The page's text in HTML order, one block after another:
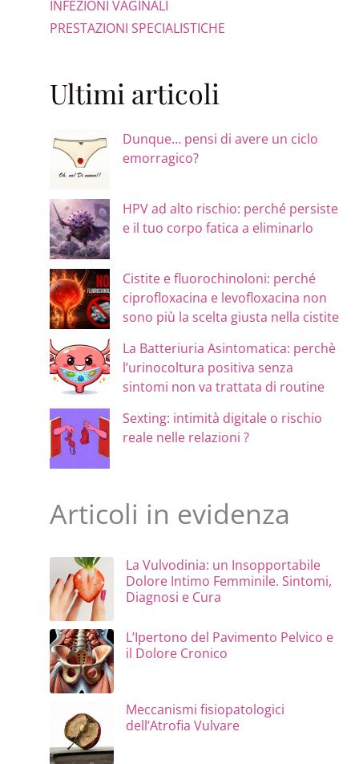
INFEZIONI VAGINALI
PRESTAZIONI SPECIALISTICHE
Ultimi articoli
Dunque… pensi di avere un ciclo
emorragico?
HPV ad alto rischio: perché persiste
e il tuo corpo fatica a eliminarlo
Cistite e fluorochinoloni: perché
ciprofloxacina e levofloxacina non
sono più la scelta giusta nella cistite
La Batteriuria Asintomatica: perchè
l’urinocoltura positiva senza
sintomi non va trattata di routine
Sexting: intimità digitale o rischio
reale nelle relazioni ?
Articoli in evidenza
La Vulvodinia: un Insopportabile
Dolore Intimo Femminile. Sintomi,
Diagnosi e Cura
L’Ipertono del Pavimento Pelvico e
il Dolore Cronico
Meccanismi fisiopatologici
dell’Atrofia Vulvare